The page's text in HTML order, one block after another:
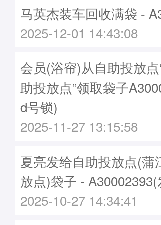
马英杰装车回收满袋 -
2025-12-01 14:43:08
会员(浴帘)从自助投放
助投放点”领取袋子
d号锁)
2025-11-27 13:15:58
夏亮发给自助投放点(
放点)袋子 -
2025-10-27 14:34:41